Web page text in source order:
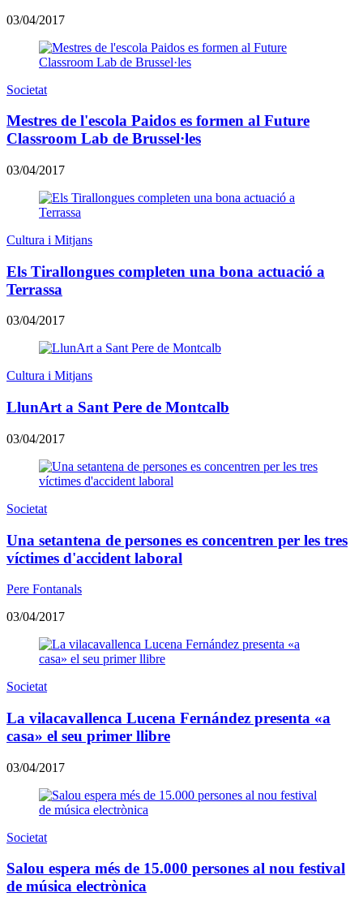
03/04/2017
Societat
Mestres de l'escola Paidos es formen al Future
Classroom Lab de Brussel·les
03/04/2017
Cultura i Mitjans
Els Tirallongues completen una bona actuació a
Terrassa
03/04/2017
Cultura i Mitjans
LlunArt a Sant Pere de Montcalb
03/04/2017
Societat
Una setantena de persones es concentren per les tres
víctimes d'accident laboral
Pere Fontanals
03/04/2017
Societat
La vilacavallenca Lucena Fernández presenta «a
casa» el seu primer llibre
03/04/2017
Societat
​Salou espera més de 15.000 persones al nou festival
de música electrònica